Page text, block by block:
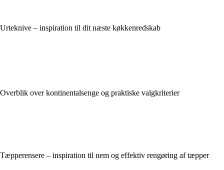
Urteknive – inspiration til dit næste køkkenredskab
Overblik over kontinentalsenge og praktiske valgkriterier
Tæpperensere – inspiration til nem og effektiv rengøring af tæpper